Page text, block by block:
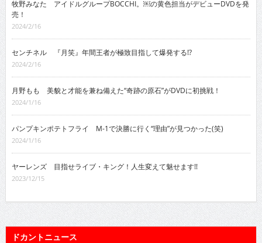
牧野みなた アイドルグループBOCCHI。￼の黄色担当がデビューDVDを発
売！
2024/2/16
センチネル 『月笑』年間王者が極致目指して爆発する!?
2024/2/16
月野もも 美貌と才能を兼ね備えた“奇跡の原石”がDVDに初挑戦！
2024/1/16
パンプキンポテトフライ M-1で決勝に行く“理由”が見つかった(笑)
2024/1/16
ヤーレンズ 目指せライブ・キング！人生変えて魅せます!!
2023/12/15
ドカントニュース